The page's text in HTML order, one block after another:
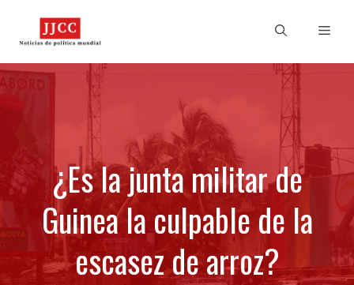
¿Es la junta militar de
Guinea la culpable de la
escasez de arroz?